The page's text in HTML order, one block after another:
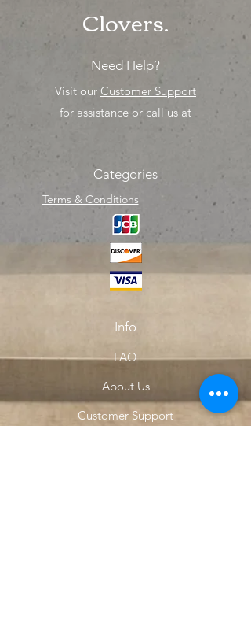
Clovers.
Need Help?
Visit our Customer Support
for assistance or call us at
Categories
Terms & Conditions
Info
FAQ
About Us
Customer Support